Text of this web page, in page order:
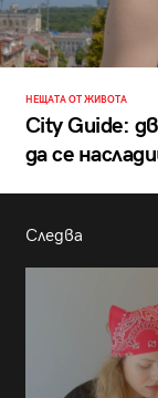
НЕЩАТА ОТ ЖИВОТА
City Guide:
да се
Следва